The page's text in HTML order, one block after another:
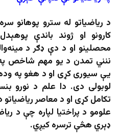
د ریاضیاتو له سترو پوهانو
کارونو او ژوند باندې
محصلینو او د دې ډګر د
ننني تمدن د یو مهم شاخص په
يې سیوری کړی او د هغو په
لوبولی دی. دا علم د نورو
تکامل کړی او د معاصر
علومو د پراختیا لپاره چې د
ډېري هڅې ترسره کیږي.